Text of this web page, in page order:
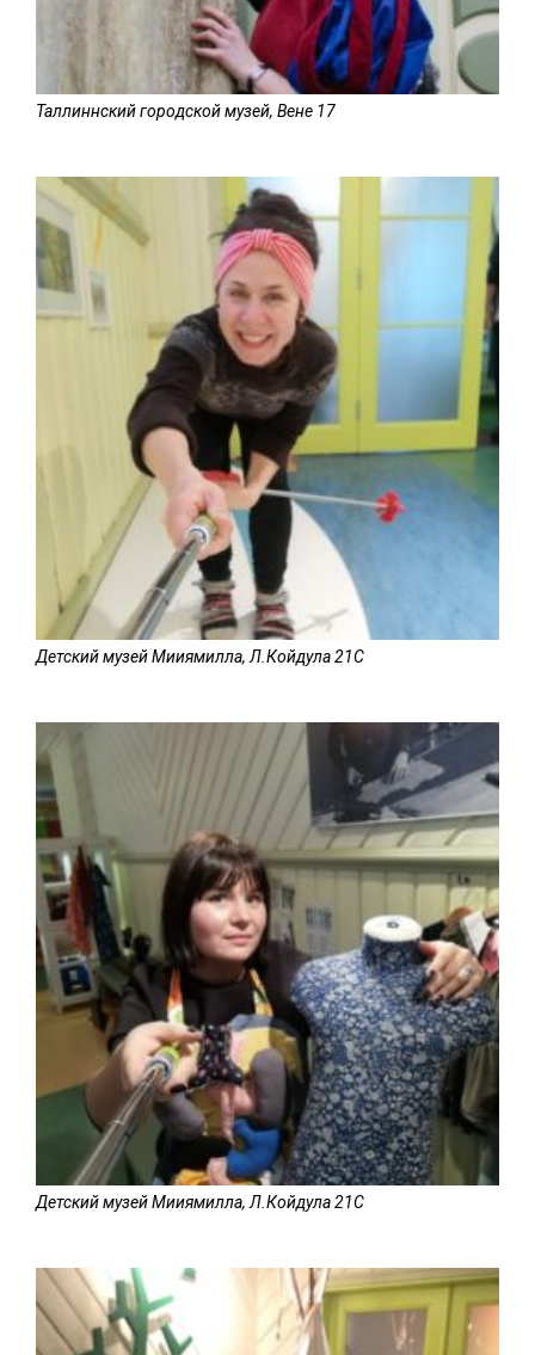
Таллиннский городской музей, Вене 17
Детский музей Мииямилла, Л.Койдула 21C
Детский музей Мииямилла, Л.Койдула 21C